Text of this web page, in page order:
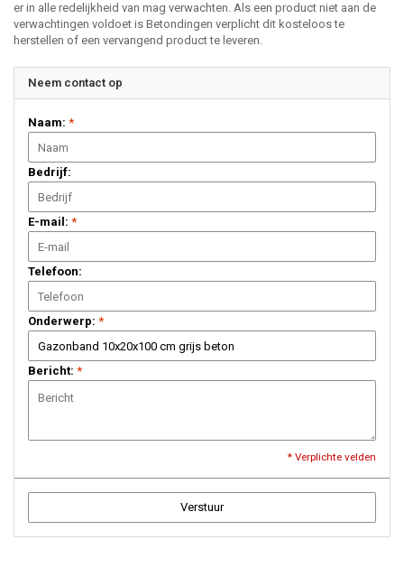
er in alle redelijkheid van mag verwachten. Als een product niet aan de
verwachtingen voldoet is Betondingen verplicht dit kosteloos te
herstellen of een vervangend product te leveren.
Neem contact op
Naam: *
Bedrijf:
E-mail: *
Telefoon:
Onderwerp: *
Bericht: *
* Verplichte velden
Verstuur